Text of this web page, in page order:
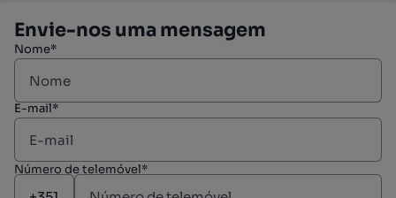
Envie-nos uma mensagem
Nome*
E-mail*
Número de telemóvel*